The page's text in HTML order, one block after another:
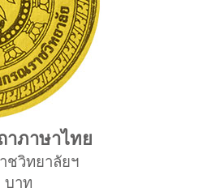
าภาษาไทย
ชวิทยาลัยฯ
บาท